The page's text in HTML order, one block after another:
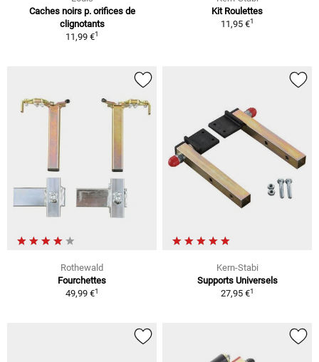
Caches noirs p. orifices de
clignotants
11,99 €1
Kit Roulettes
11,95 €1
Rothewald
Fourchettes
49,99 €1
Kern-Stabi
Supports Universels
27,95 €1